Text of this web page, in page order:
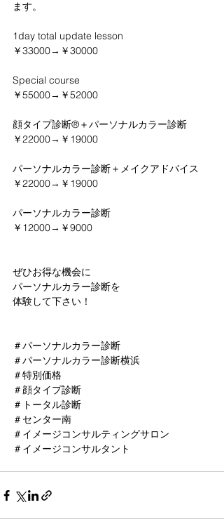
ます。
1day total update lesson
￥33000→￥30000
Special course
￥55000→￥52000
顔タイプ診断®＋パーソナルカラー診断
￥22000→￥19000
パーソナルカラー診断＋メイクアドバイス
￥22000→￥19000
パーソナルカラー診断
￥12000→￥9000
ぜひお得な機会に
パーソナルカラー診断を
体験して下さい！
＃パーソナルカラー診断
＃パーソナルカラー診断横浜
＃特別価格
＃顔タイプ診断
＃トータル診断
＃センター南
＃イメージコンサルティングサロン
＃イメージコンサルタント